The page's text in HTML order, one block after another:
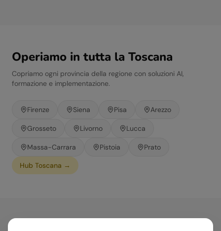
Operiamo in tutta la Toscana
Copriamo ogni provincia della regione con soluzioni AI,
formazione e implementazione.
Firenze Siena Pisa Arezzo
Grosseto Livorno Lucca
Massa-Carrara Pistoia Prato
Hub Toscana →